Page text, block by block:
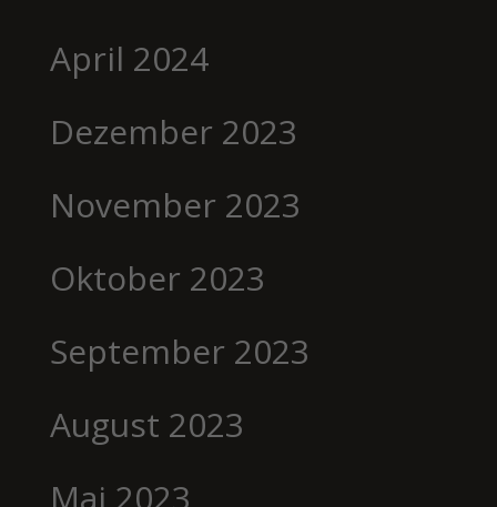
April 2024
Dezember 2023
November 2023
Oktober 2023
September 2023
August 2023
Mai 2023